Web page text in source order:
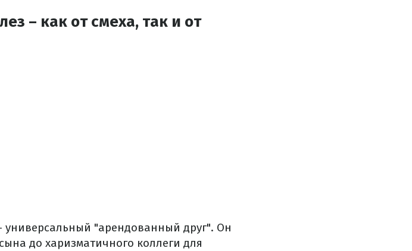
– как от смеха, так и от
"арендованный друг". Он
до харизматичного коллеги для